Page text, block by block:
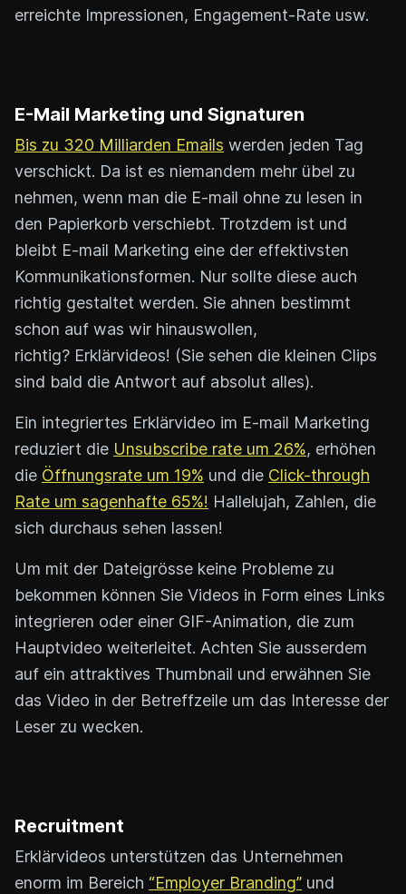
erreichte Impressionen, Engagement-Rate usw.
E-Mail Marketing und Signaturen
Bis zu 320 Milliarden Emails werden jeden Tag
verschickt. Da ist es niemandem mehr übel zu
nehmen, wenn man die E-mail ohne zu lesen in
den Papierkorb verschiebt. Trotzdem ist und
bleibt E-mail Marketing eine der effektivsten
Kommunikationsformen. Nur sollte diese auch
richtig gestaltet werden. Sie ahnen bestimmt
schon auf was wir hinauswollen,
richtig? Erklärvideos! (Sie sehen die kleinen Clips
sind bald die Antwort auf absolut alles).
Ein integriertes Erklärvideo im E-mail Marketing
reduziert die Unsubscribe rate um 26%, erhöhen
die Öffnungsrate um 19% und die Click-through
Rate um sagenhafte 65%! Hallelujah, Zahlen, die
sich durchaus sehen lassen!
Um mit der Dateigrösse keine Probleme zu
bekommen können Sie Videos in Form eines Links
integrieren oder einer GIF-Animation, die zum
Hauptvideo weiterleitet. Achten Sie ausserdem
auf ein attraktives Thumbnail und erwähnen Sie
das Video in der Betreffzeile um das Interesse der
Leser zu wecken.
Recruitment
Erklärvideos unterstützen das Unternehmen
enorm im Bereich “Employer Branding” und